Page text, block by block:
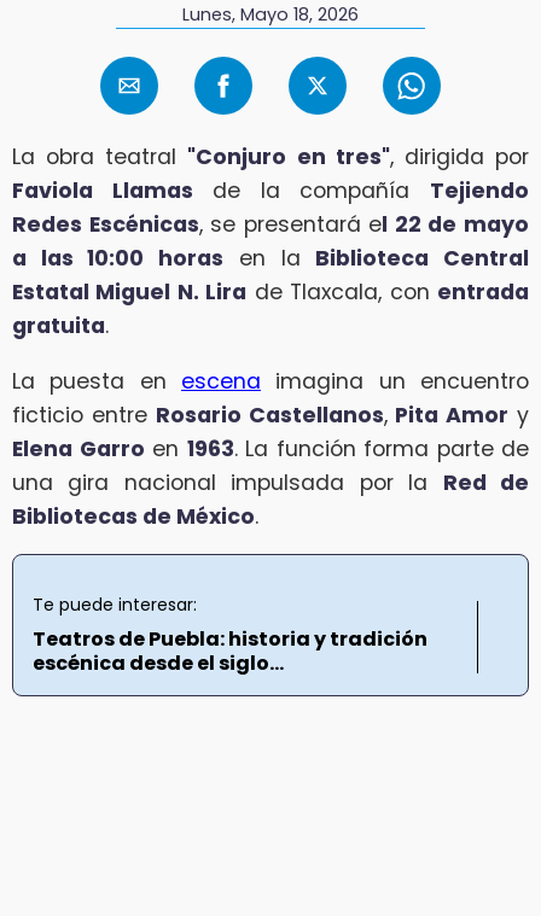
Lunes, Mayo 18, 2026
La obra teatral "Conjuro en tres", dirigida por
Faviola Llamas de la compañía Tejiendo
Redes Escénicas, se presentará el 22 de mayo
a las 10:00 horas en la Biblioteca Central
Estatal Miguel N. Lira de Tlaxcala, con entrada
gratuita.
La puesta en escena imagina un encuentro
ficticio entre Rosario Castellanos, Pita Amor y
Elena Garro en 1963. La función forma parte de
una gira nacional impulsada por la Red de
Bibliotecas de México.
Te puede interesar:
Teatros de Puebla: historia y tradición
escénica desde el siglo...